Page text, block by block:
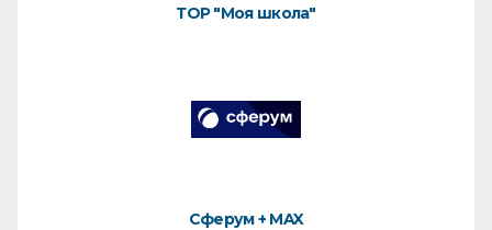
ТОР "Моя школа"
Сферум + MAX